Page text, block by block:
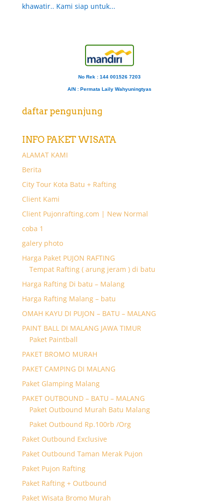
khawatir.. Kami siap untuk...
No Rek : 144 001526 7203
A/N : Permata Laily Wahyuningtyas
daftar pengunjung
INFO PAKET WISATA
ALAMAT KAMI
Berita
City Tour Kota Batu + Rafting
Client Kami
Client Pujonrafting.com | New Normal
coba 1
galery photo
Harga Paket PUJON RAFTING
Tempat Rafting ( arung jeram ) di batu
Harga Rafting Di batu – Malang
Harga Rafting Malang – batu
OMAH KAYU DI PUJON – BATU – MALANG
PAINT BALL DI MALANG JAWA TIMUR
Paket Paintball
PAKET BROMO MURAH
PAKET CAMPING DI MALANG
Paket Glamping Malang
PAKET OUTBOUND – BATU – MALANG
Paket Outbound Murah Batu Malang
Paket Outbound Rp.100rb /Org
Paket Outbound Exclusive
Paket Outbound Taman Merak Pujon
Paket Pujon Rafting
Paket Rafting + Outbound
Paket Wisata Bromo Murah